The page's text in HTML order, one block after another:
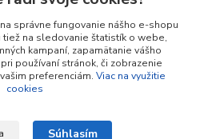
správne fungovanie nášho e-shopu
tiež na sledovanie štatistík o webe,
kampaní, zapamätanie vášho
používaní stránok, či zobrazenie
preferenciám. Viac na využitie
cookies
Súhlasím